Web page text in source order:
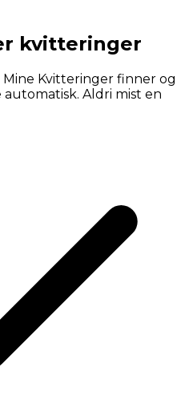
kvitteringer
Kvitteringer finner og
Aldri mist en